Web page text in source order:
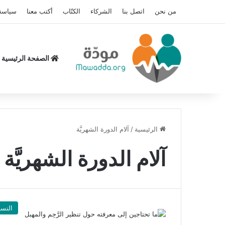
من نحن اتصل بنا الشركاء الكتّاب أكتب معنا
الصفحة الرئيسية
الرئيسية / آلام الدورة الشهريَّة
آلام الدورة الشهريَّة